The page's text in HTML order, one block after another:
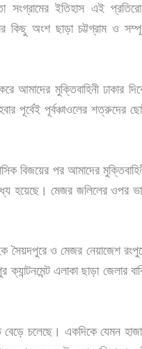
সংগ্রামের ইতিহাস এই
কিছু অংশ ছাড়া চট্টগ্রাম ও
মুক্তিবাহিনী ঢাকার
পূর্বেই পূর্বঞ্চাওলের শত্রুদের
বিজয়ের পর আমাদের
হয়েছে। মেজর জলিলের ওপর
ও মেজর নেয়াজেশ
এলাকা ছাড়া জেলার
চলেছে। একদিকে যেমন